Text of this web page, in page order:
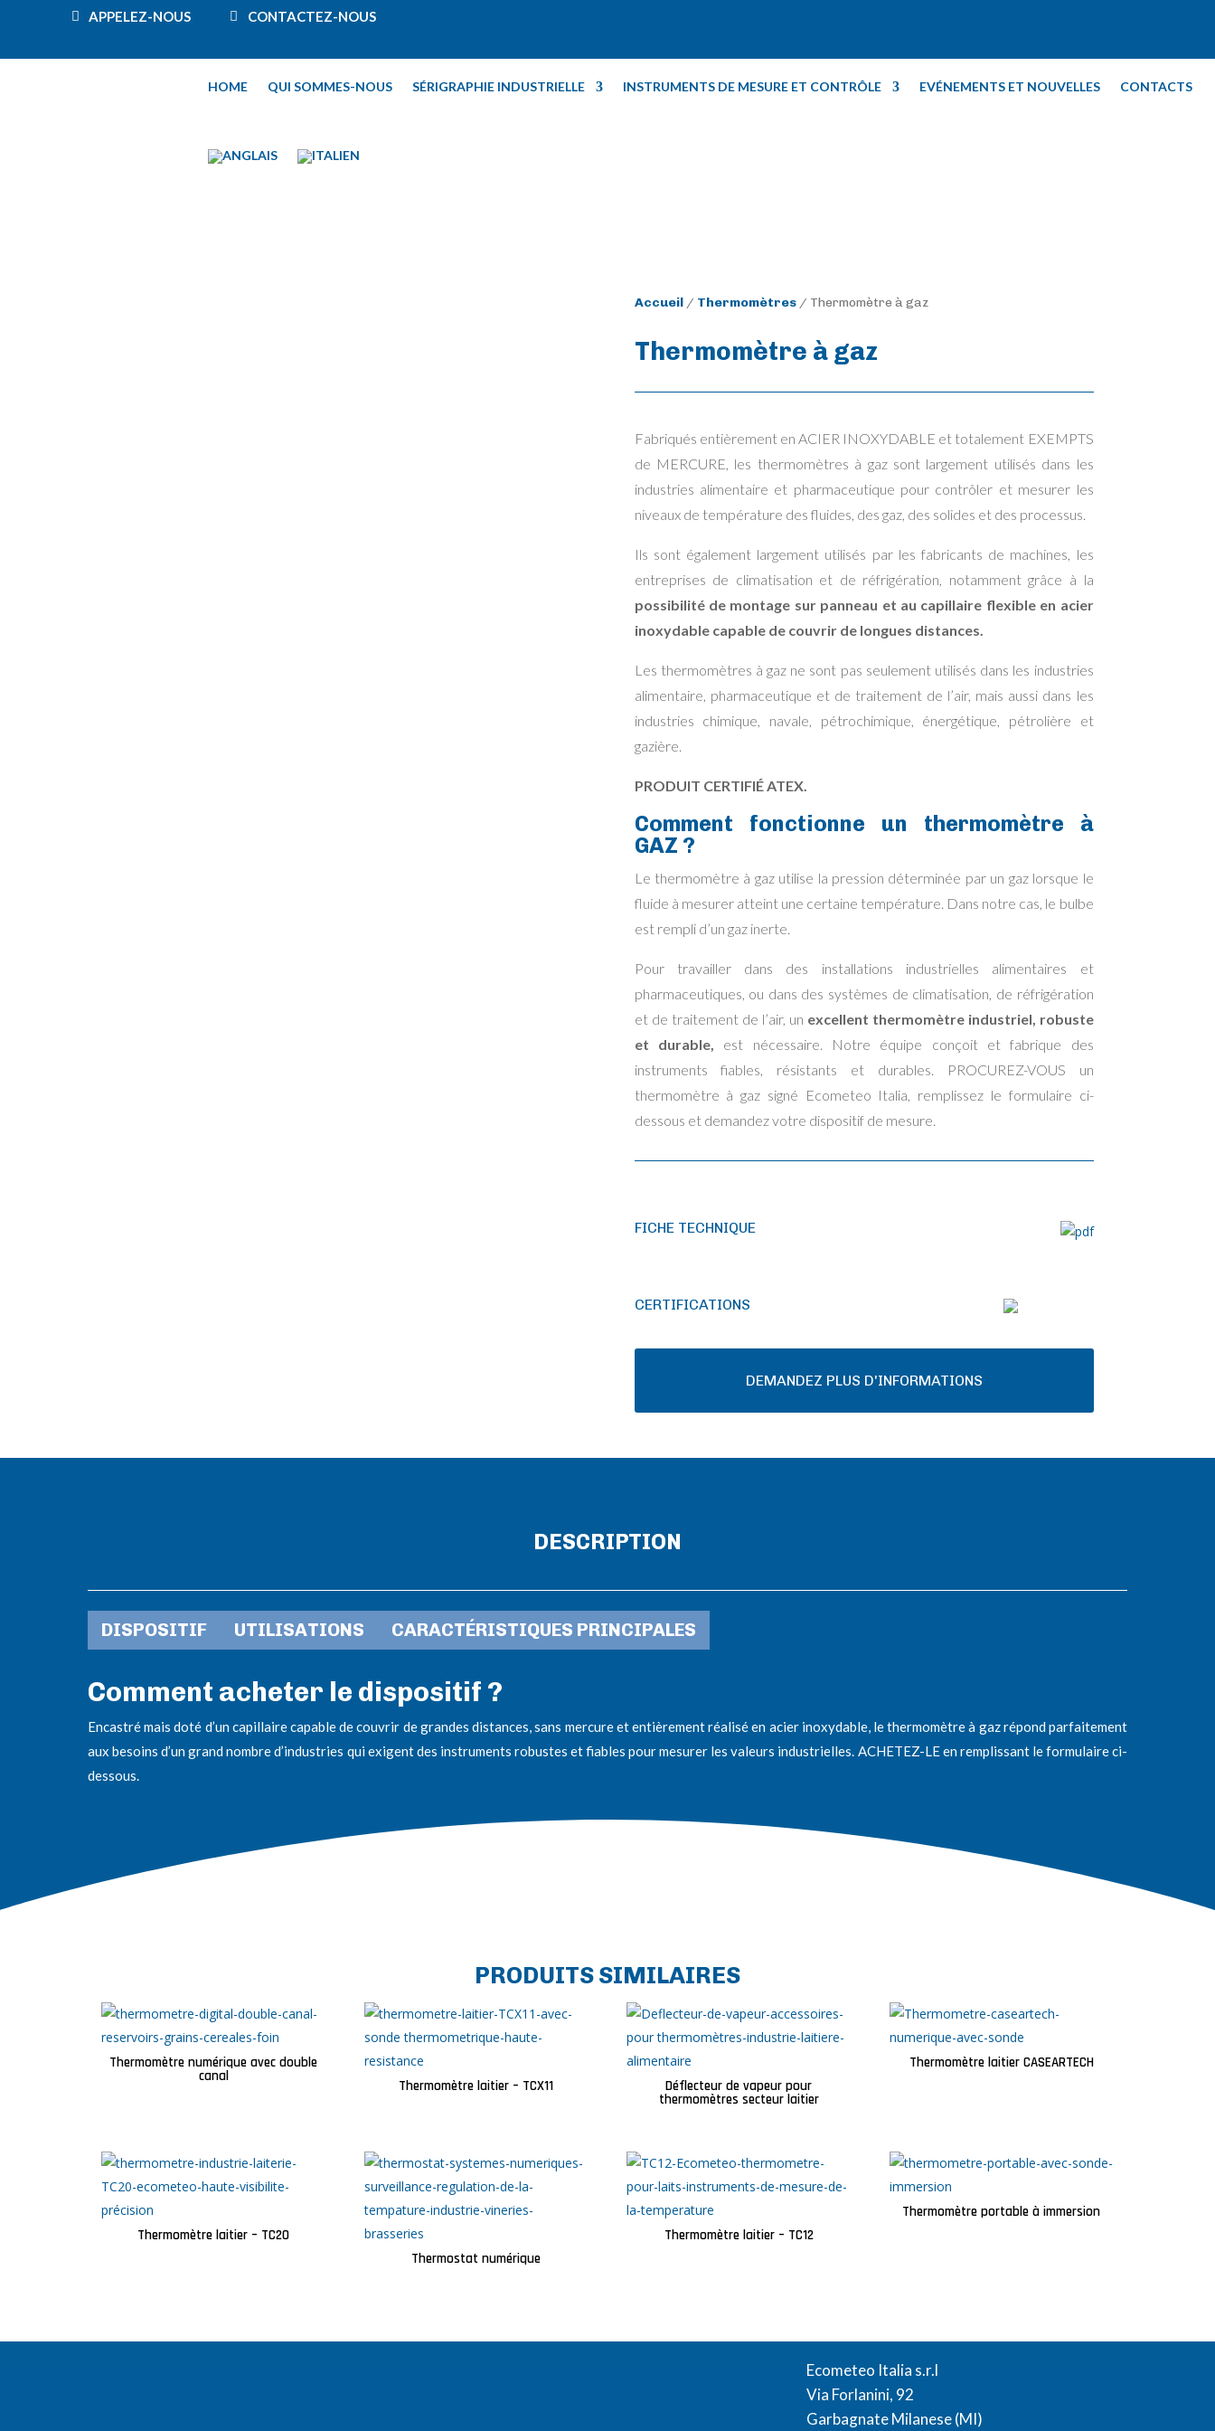
APPELEZ-NOUS CONTACTEZ-NOUS
HOME QUI SOMMES-NOUS SÉRIGRAPHIE INDUSTRIELLE INSTRUMENTS DE MESURE ET CONTRÔLE EVÉNEMENTS ET NOUVELLES CONTACTS
Accueil/ Thermomètres/ Thermomètre à gaz
Thermomètre à gaz
Fabriqués entièrement en ACIER INOXYDABLE et totalement EXEMPTS
de MERCURE, les thermomètres à gaz sont largement utilisés dans les
industries alimentaire et pharmaceutique pour contrôler et mesurer les
niveaux de température des fluides, des gaz, des solides et des processus.
Ils sont également largement utilisés par les fabricants de machines, les
entreprises de climatisation et de réfrigération, notamment grâce à la
possibilité de montage sur panneau et au capillaire flexible en acier
inoxydable capable de couvrir de longues distances.
Les thermomètres à gaz ne sont pas seulement utilisés dans les industries
alimentaire, pharmaceutique et de traitement de l’air, mais aussi dans les
industries chimique, navale, pétrochimique, énergétique, pétrolière et
gazière.
PRODUIT CERTIFIÉ ATEX.
Comment fonctionne un thermomètre à
GAZ ?
Le thermomètre à gaz utilise la pression déterminée par un gaz lorsque le
fluide à mesurer atteint une certaine température. Dans notre cas, le bulbe
est rempli d’un gaz inerte.
Pour travailler dans des installations industrielles alimentaires et
pharmaceutiques, ou dans des systèmes de climatisation, de réfrigération
et de traitement de l’air, un excellent thermomètre industriel, robuste
et durable, est nécessaire. Notre équipe conçoit et fabrique des
instruments fiables, résistants et durables. PROCUREZ-VOUS un
thermomètre à gaz signé Ecometeo Italia, remplissez le formulaire ci-
dessous et demandez votre dispositif de mesure.
FICHE TECHNIQUE
CERTIFICATIONS
DEMANDEZ PLUS D'INFORMATIONS
DESCRIPTION
DISPOSITIF UTILISATIONS CARACTÉRISTIQUES PRINCIPALES
Comment acheter le dispositif ?
Encastré mais doté d’un capillaire capable de couvrir de grandes distances, sans mercure et entièrement réalisé en acier inoxydable, le thermomètre à gaz répond parfaitement
aux besoins d’un grand nombre d’industries qui exigent des instruments robustes et fiables pour mesurer les valeurs industrielles. ACHETEZ-LE en remplissant le formulaire ci-
dessous.
PRODUITS SIMILAIRES
Thermomètre numérique avec double
canal
Thermomètre laitier – TCX11 Déflecteur de vapeur pour
thermomètres secteur laitier
Thermomètre laitier CASEARTECH
Thermomètre laitier – TC20
Thermostat numérique
Thermomètre laitier – TC12
Thermomètre portable à immersion
Ecometeo Italia s.r.l
Via Forlanini, 92
Garbagnate Milanese (MI)